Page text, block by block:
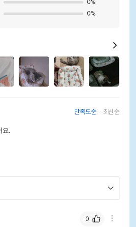
0%
0%
만족도순 최신순
요.
0